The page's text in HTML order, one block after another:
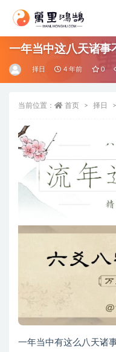
一年当中这八天诸事
择日 4 年前 0
当前位置： 首页 择日
一年当中有这么八天诸